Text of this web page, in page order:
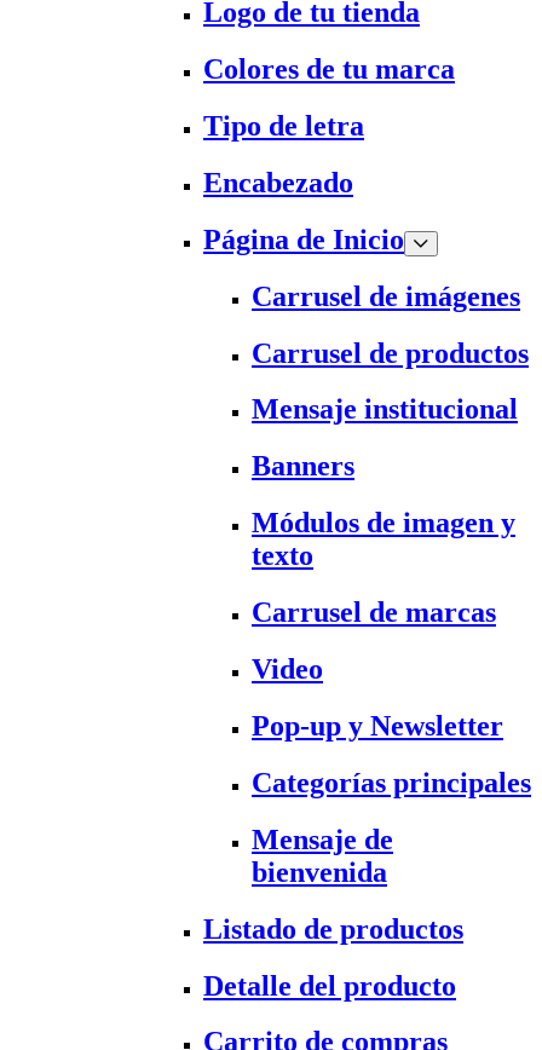
Logo de tu tienda
Colores de tu marca
Tipo de letra
Encabezado
Página de Inicio
Carrusel de imágenes
Carrusel de productos
Mensaje institucional
Banners
Módulos de imagen y
texto
Carrusel de marcas
Video
Pop-up y Newsletter
Categorías principales
Mensaje de
bienvenida
Listado de productos
Detalle del producto
Carrito de compras